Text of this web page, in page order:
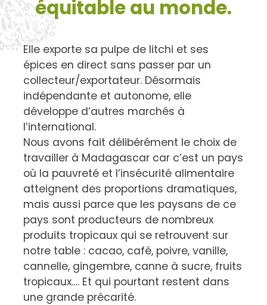
équitable au monde.
Elle exporte sa pulpe de litchi et ses
épices en direct sans passer par un
collecteur/exportateur. Désormais
indépendante et autonome, elle
développe d’autres marchés à
l’international.
Nous avons fait délibérément le choix de
travailler à Madagascar car c’est un pays
où la pauvreté et l’insécurité alimentaire
atteignent des proportions dramatiques,
mais aussi parce que les paysans de ce
pays sont producteurs de nombreux
produits tropicaux qui se retrouvent sur
notre table : cacao, café, poivre, vanille,
cannelle, gingembre, canne à sucre, fruits
tropicaux…. Et qui pourtant restent dans
une grande précarité.